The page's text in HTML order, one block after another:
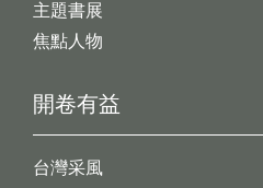
開卷有益
台灣采風
主題書展
焦點人物